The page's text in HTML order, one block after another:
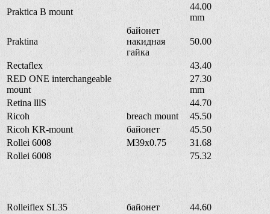
Praktica B mount
44.00
mm
Praktina
байонет
накидная
гайка
50.00
Rectaflex
43.40
RED ONE interchangeable
mount
27.30
mm
Retina lllS
44.70
Ricoh
breach mount
45.50
Ricoh KR-mount
байонет
45.50
Rollei 6008
M39x0.75
31.68
Rollei 6008
75.32
Rolleiflex SL35 байонет 44.60